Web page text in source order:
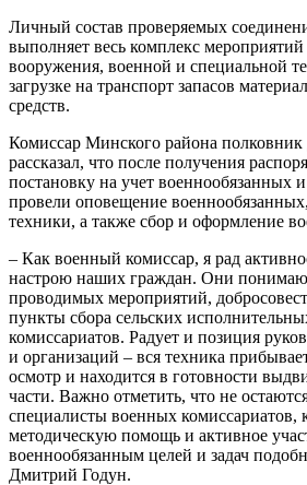
Личный состав проверяемых
выполняет весь комплекс
вооружения, военной и специальной
загрузке на транспорт запасов
средств.
Комиссар Минского района
рассказал, что после получения
постановку на учет военнообязанных
провели оповещение
техники, а также сбор и оформление
– Как военный комиссар, я рад
настрою наших граждан. Они
проводимых мероприятий,
пункты сбора сельских
комиссариатов. Радует и позиция
и организаций – вся техника
осмотр и находится в готовности
части. Важно отметить, что не
специалисты военных комиссариатов,
методическую помощь и активное
военнообязанным целей и задач
Дмитрий Годун.